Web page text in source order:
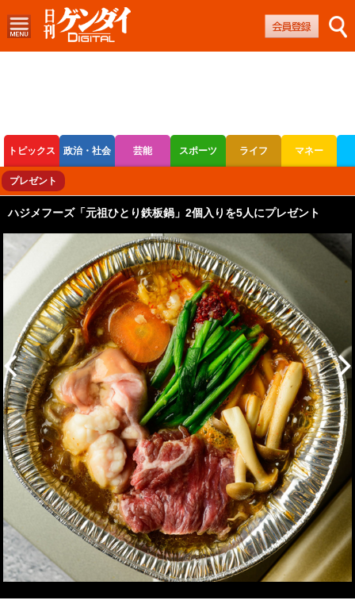
トピックス 政治・社会 芸能 スポーツ ライフ マネー
ボートレース
プレゼント
ハジメフーズ「元祖ひとり鉄板鍋」2個入りを5人にプレゼント